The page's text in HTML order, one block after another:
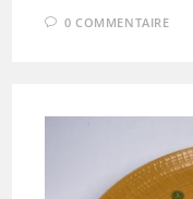
0 COMMENTAIRE